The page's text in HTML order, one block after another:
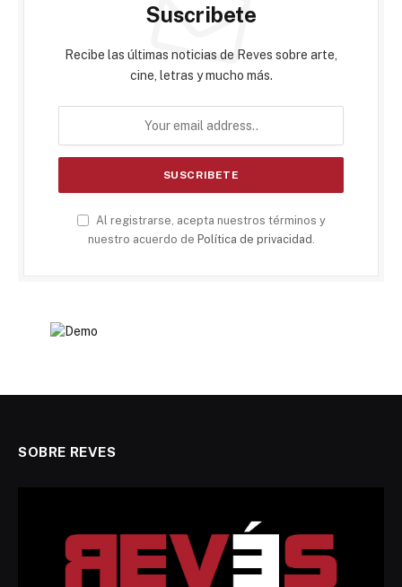
Suscribete
Recibe las últimas noticias de Reves sobre arte,
cine, letras y mucho más.
Al registrarse, acepta nuestros términos y
nuestro acuerdo de Política de privacidad
SOBRE REVES